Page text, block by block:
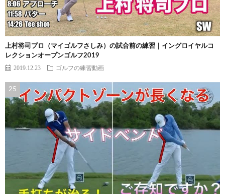
上村将司プロ（マイゴルフさしみ）の試合前の練習｜イングロイヤルコ
レクションオープンゴルフ2019
2019.12.23 ゴルフの練習動画